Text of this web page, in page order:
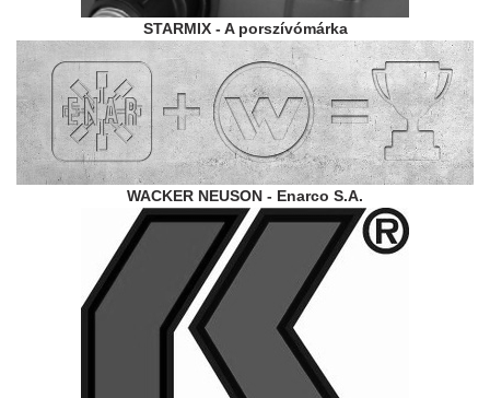
STARMIX - A porszívómárka
WACKER NEUSON - Enarco S.A.